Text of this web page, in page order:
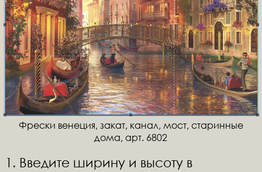
Фрески венеция, закат, канал, мост, старинные
дома, арт. 6802
1. Введите ширину и высоту в